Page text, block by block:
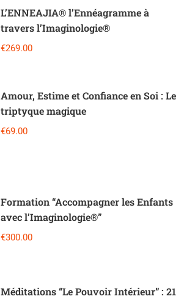
L’ENNEAJIA®️ l’Ennéagramme à
travers l’Imaginologie®️
€269.00
Amour, Estime et Confiance en Soi : Le
triptyque magique
€69.00
Formation “Accompagner les Enfants
avec l’Imaginologie®”
€300.00
Méditations “Le Pouvoir Intérieur” : 21